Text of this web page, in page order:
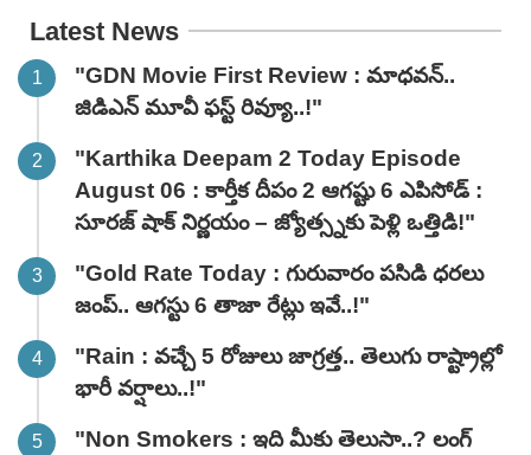
Latest News
"GDN Movie First Review : మాధవన్..
జిడిఎన్ మూవీ ఫ‌స్ట్ రివ్యూ..!"
"Karthika Deepam 2 Today Episode
August 06 : కార్తీక దీపం 2 ఆగష్టు 6 ఎపిసోడ్ :
సూరజ్ షాక్ నిర్ణయం – జ్యోత్స్నకు పెళ్లి ఒత్తిడి!"
"Gold Rate Today : గురువారం పసిడి ధరలు
జంప్.. ఆగస్టు 6 తాజా రేట్లు ఇవే..!"
"Rain : వచ్చే 5 రోజులు జాగ్రత్త.. తెలుగు రాష్ట్రాల్లో
భారీ వ‌ర్షాలు..!"
"Non Smokers : ఇది మీకు తెలుసా..? లంగ్